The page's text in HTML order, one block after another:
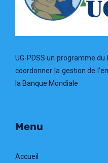
UG-PDSS un programme
coordonner la gestion de
la Banque Mondiale
Menu
Accueil